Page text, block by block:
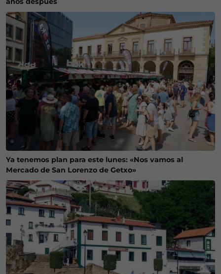
Ya tenemos plan para este lunes: «Nos vamos al
Mercado de San Lorenzo de Getxo»